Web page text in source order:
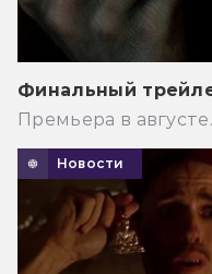
Финальный
Премьера в августе.
Новости